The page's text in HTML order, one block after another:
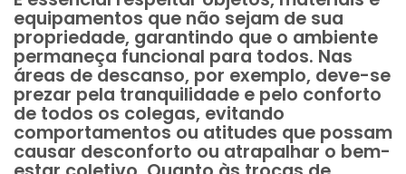
equipamentos que não sejam de sua
propriedade, garantindo que o ambiente
permaneça funcional para todos. Nas
áreas de descanso, por exemplo, deve-se
prezar pela tranquilidade e pelo conforto
de todos os colegas, evitando
comportamentos ou atitudes que possam
causar desconforto ou atrapalhar o bem-